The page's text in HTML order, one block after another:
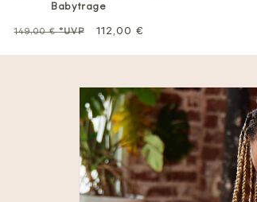
Babytrage
Normalpreis
149,00 €*UVP Sale
112,00 €